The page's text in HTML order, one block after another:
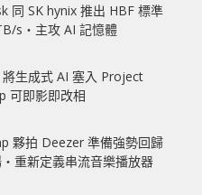
同 SK hynix 推出 HBF 標準
s‧主攻 AI 記憶體
生成式 AI 塞入 Project
可即影即改相
夥拍 Deezer 準備強勢回歸
重新定義串流音樂播放器